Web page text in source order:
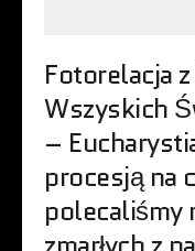
Fotorelacja
Wszyskich
–
procesją na
polecaliśmy